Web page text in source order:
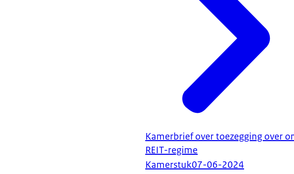
Kamerbrief over toezegging over
REIT-regime
Kamerstuk07-06-2024